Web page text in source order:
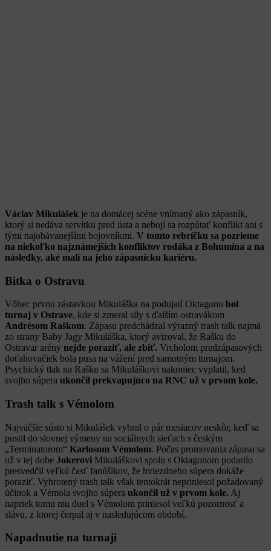
Václav Mikulášek je na domácej scéne vnímaný ako zápasník,
ktorý si nedáva servítku pred ústa a nebojí sa rozpútať konflikt ani s
tými najobávanejšími bojovníkmi. V tomto rebríčku sa pozrieme
na niekoľko najznámejších konfliktov rodáka z Bohumína a na
následky, aké mali na jeho zápasnícku kariéru.
Bitka o Ostravu
Vôbec prvou zástavkou Mikuláška na podujatí Oktagonu bol
turnaj v Ostrave, kde si zmeral sily s ďalším ostravákom
Andrésom Raškom. Zápasu predchádzal výrazný trash talk najmä
zo strany Baby Jagy Mikuláška, ktorý avizoval, že Rašku do
Ostravar arény nejde poraziť, ale zbiť. Vrcholom predzápasových
doťahovačiek bola pusa na vážení pred samotným turnajom.
Psychický tlak na Rašku sa Mikuláškovi nakoniec vyplatil, ked
svojho súpera ukončil prekvapujúco na RNC už v prvom kole.
Trash talk s Vémolom
Najväčšie sústo si Mikulášek vybral o pár mesiacov neskôr, keď sa
pustil do slovnej výmeny na sociálnych sieťach s českým
„Terminatorom“ Karlosom Vémolom. Počas promovania zápasu sa
už v tej dobe Jokerovi Mikuláškovi spolu s Oktagonom podarilo
presvedčil veľkú časť fanúšikov, že hviezdneho súpera dokáže
poraziť. Vyhrotený trash talk však tentokrát nepriniesol požadovaný
účinok a Vémola svojho súpera ukončil už v prvom kole. Aj
napriek tomu mu duel s Vémolom priniesol veľkú pozornosť a
slávu, z ktorej čerpal aj v nasledujúcom období.
Napadnutie na turnaji